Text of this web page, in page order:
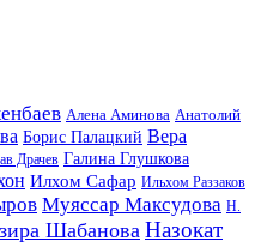
Алена Аминова Анатолий
Борис Палацкий Вера
Драчев Галина Глушкова
Илхом Сафар Ильхом Раззаков
Муяссар Максудова Н.
ШабановаНазокат